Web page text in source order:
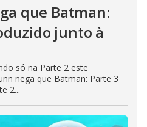
que Batman:
junto à
só na Parte 2 este
nega que Batman: Parte 3
2...